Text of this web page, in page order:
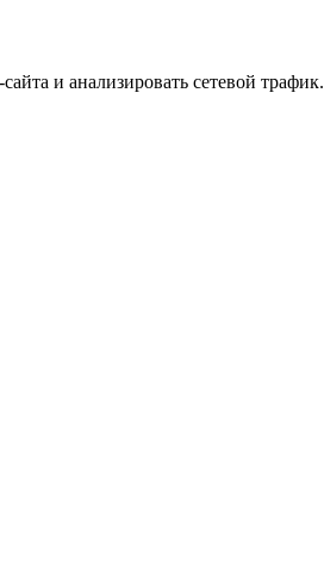
и анализировать сетевой трафик.